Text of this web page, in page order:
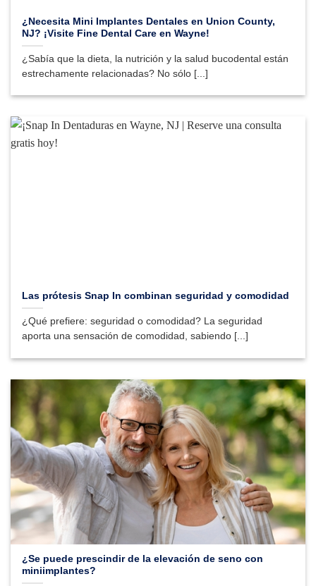
¿Necesita Mini Implantes Dentales en Union County,
NJ? ¡Visite Fine Dental Care en Wayne!
¿Sabía que la dieta, la nutrición y la salud bucodental están
estrechamente relacionadas? No sólo [...]
Las prótesis Snap In combinan seguridad y comodidad
¿Qué prefiere: seguridad o comodidad? La seguridad
aporta una sensación de comodidad, sabiendo [...]
¿Se puede prescindir de la elevación de seno con
miniimplantes?